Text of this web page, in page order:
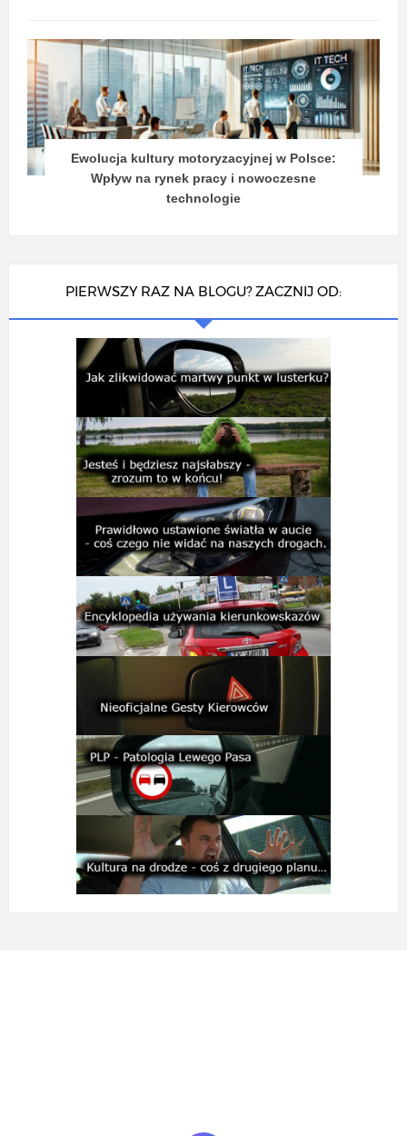
Ewolucja kultury motoryzacyjnej w Polsce:
Wpływ na rynek pracy i nowoczesne
technologie
PIERWSZY RAZ NA BLOGU? ZACZNIJ OD: